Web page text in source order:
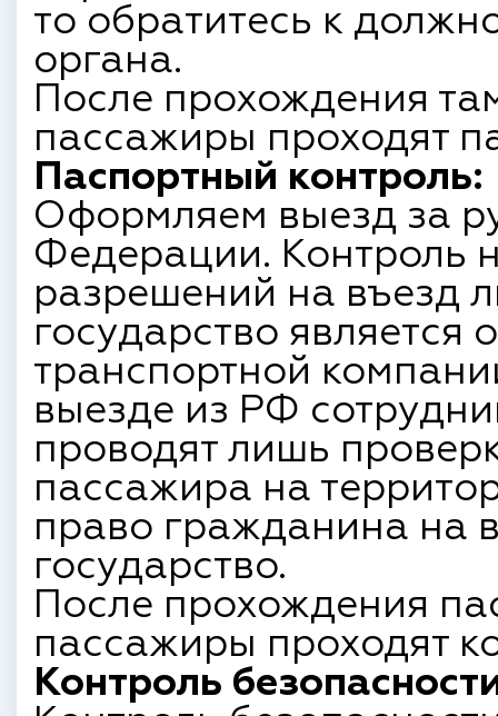
то обратитесь к
органа.
После прохождения
пассажиры проходят
Паспортный контроль:
Оформляем выезд за
Федерации. Контроль
разрешений на въезд
государство является
транспортной
выезде из РФ
проводят лишь
пассажира на
право гражданина на
государство.
После прохождения
пассажиры проходят
Контроль